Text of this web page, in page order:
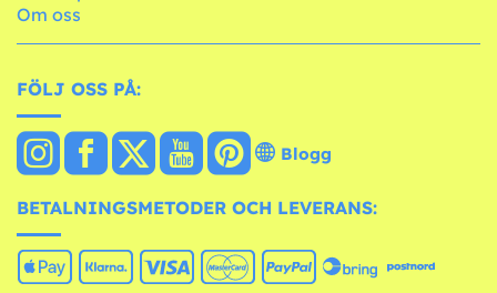
Om oss
FÖLJ OSS PÅ:
Blogg
BETALNINGSMETODER OCH LEVERANS: